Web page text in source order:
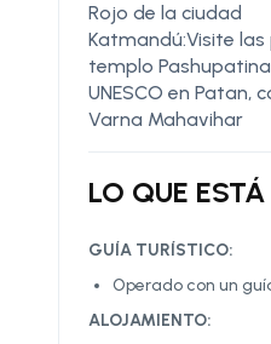
Rojo de la ciudad
Katmandú:Visite
templo
UNESCO en Patan,
Varna Mahavihar
LO QUE
GUÍA TURÍSTICO:
Operado con un
ALOJAMIENTO: